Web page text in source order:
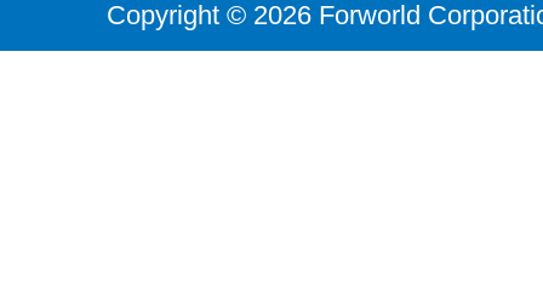
Copyright © 2026 Forworld